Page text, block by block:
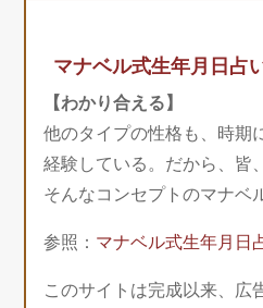
マナベル式生年月日占
【わかり合える】
他のタイプの性格も、時期
経験している。だから、皆
そんなコンセプトのマナベ
参照： マナベル式生年月日
このサイトは完成以来、広